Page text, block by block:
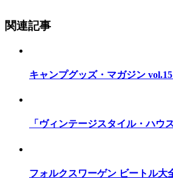
関連記事
キャンプグッズ・マガジン
「ヴィンテージスタイル・ハウ
フォルクスワーゲン ビートル大